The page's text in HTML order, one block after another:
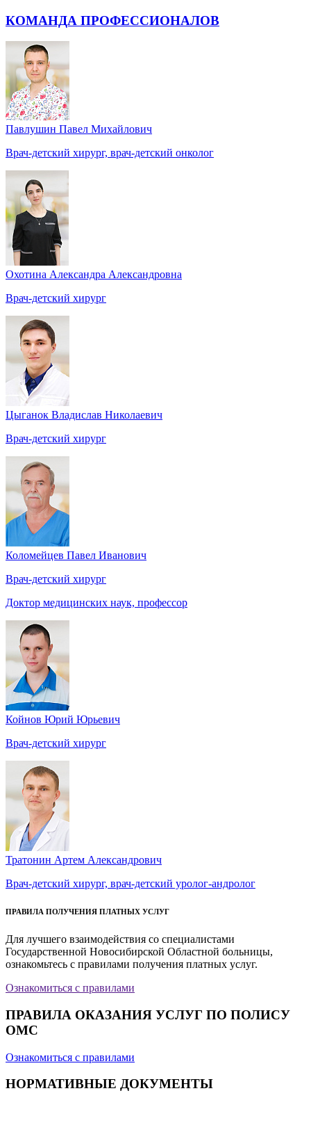
КОМАНДА ПРОФЕССИОНАЛОВ
Павлушин Павел Михайлович
Врач-детский хирург, врач-детский онколог
Охотина Александра Александровна
Врач-детский хирург
Цыганок Владислав Николаевич
Врач-детский хирург
Коломейцев Павел Иванович
Врач-детский хирург
Доктор медицинских наук, профессор
Койнов Юрий Юрьевич
Врач-детский хирург
Тратонин Артем Александрович
Врач-детский хирург, врач-детский уролог-андролог
ПРАВИЛА ПОЛУЧЕНИЯ ПЛАТНЫХ УСЛУГ
Для лучшего взаимодействия со специалистами
Государственной Новосибирской Областной больницы,
ознакомьтесь с правилами получения платных услуг.
Ознакомиться с правилами
ПРАВИЛА ОКАЗАНИЯ УСЛУГ ПО ПОЛИСУ
ОМС
Ознакомиться с правилами
НОРМАТИВНЫЕ ДОКУМЕНТЫ